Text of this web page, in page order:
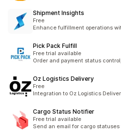
Shipment Insights
Free
Enhance fulfillment operations
Pick Pack Fulfill
Free trial available
Order and payment status
Oz Logistics Delivery
Free
Integration to Oz Logistics
Cargo Status Notifier
Free trial available
Send an email for cargo statuses